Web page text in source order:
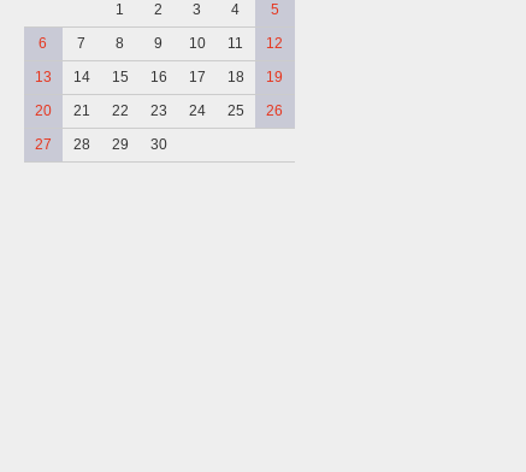
1
2 3 4
5
6
7 8 9 10 11
12
13
14 15 16 17 18
19
20
21 22 23 24 25
26
27
28 29 30